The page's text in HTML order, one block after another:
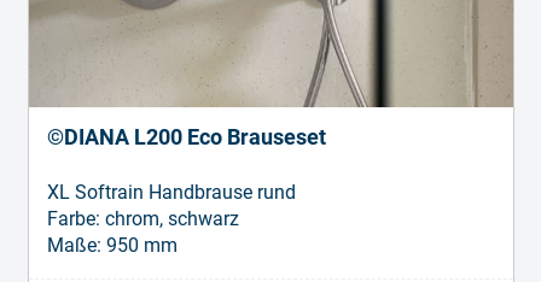
©DIANA L200 Eco Brauseset
XL Softrain Handbrause rund
Farbe: chrom, schwarz
Maße: 950 mm